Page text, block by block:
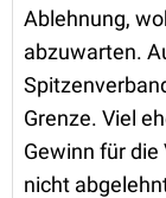
Ablehnung,
abzuwarten.
Grenze. Viel
Gewinn für die
nicht